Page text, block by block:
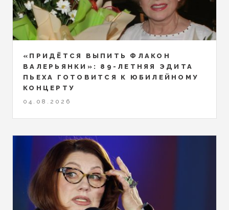
«ПРИДЁТСЯ ВЫПИТЬ ФЛАКОН
ВАЛЕРЬЯНКИ»: 89-ЛЕТНЯЯ ЭДИТА
ПЬЕХА ГОТОВИТСЯ К ЮБИЛЕЙНОМУ
КОНЦЕРТУ
04.08.2026